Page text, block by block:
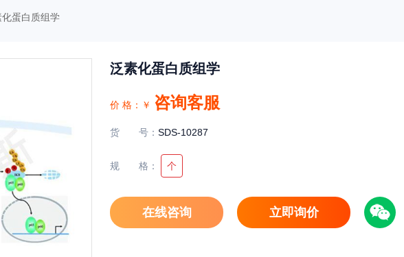
化蛋白质组学
泛素化蛋白质组学
价 格： ￥ 咨询客服
货号 ： SDS-10287
规格 ： 个
在线咨询 立即询价